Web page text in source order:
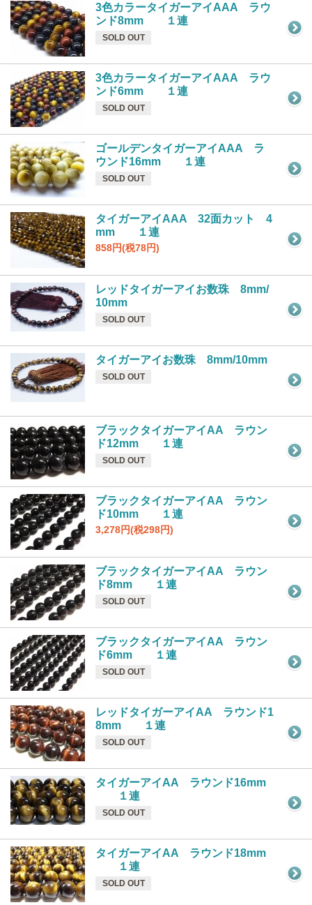
3色カラータイガーアイAAA ラウ
ンド8mm １連
SOLD OUT
3色カラータイガーアイAAA ラウ
ンド6mm １連
SOLD OUT
ゴールデンタイガーアイAAA ラ
ウンド16mm １連
SOLD OUT
タイガーアイAAA 32面カット 4
mm １連
858円(税78円)
レッドタイガーアイお数珠 8mm/
10mm
SOLD OUT
タイガーアイお数珠 8mm/10mm
SOLD OUT
ブラックタイガーアイAA ラウン
ド12mm １連
SOLD OUT
ブラックタイガーアイAA ラウン
ド10mm １連
3,278円(税298円)
ブラックタイガーアイAA ラウン
ド8mm １連
SOLD OUT
ブラックタイガーアイAA ラウン
ド6mm １連
SOLD OUT
レッドタイガーアイAA ラウンド1
8mm １連
SOLD OUT
タイガーアイAA ラウンド16mm
１連
SOLD OUT
タイガーアイAA ラウンド18mm
１連
SOLD OUT